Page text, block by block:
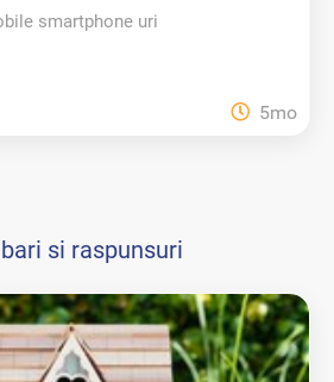
smartphone uri
5mo
si raspunsuri